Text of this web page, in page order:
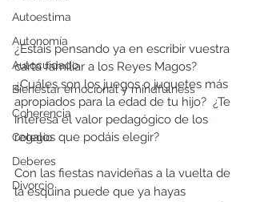
Autoestima
Autonomía
Autocuidado
Bienestar emocional y mindfulness
Coherencia
Colegio
Deberes
Divorcio
¿Estáis pensando ya en escribir vuestra
carta familiar a los Reyes Magos?
¿Cuáles son los juegos o juguetes más
apropiados para la edad de tu hijo?  ¿Te
interesa el valor pedagógico de los
regalos que podáis elegir?
Con las fiestas navideñas a la vuelta de
la esquina puede que ya hayas